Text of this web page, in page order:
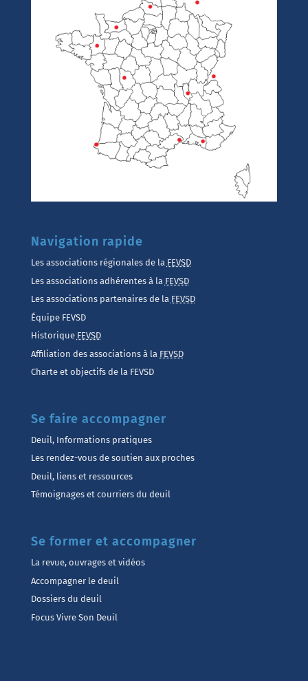
Navigation rapide
Les associations régionales de la FEVSD
Les associations adhérentes à la FEVSD
Les associations partenaires de la FEVSD
Équipe FEVSD
Historique FEVSD
Affiliation des associations à la FEVSD
Charte et objectifs de la FEVSD
Se faire accompagner
Deuil, Informations pratiques
Les rendez-vous de soutien aux proches
Deuil, liens et ressources
Témoignages et courriers du deuil
Se former et accompagner
La revue, ouvrages et vidéos
Accompagner le deuil
Dossiers du deuil
Focus Vivre Son Deuil